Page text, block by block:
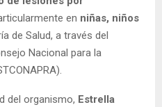
en niñas, niños
de Salud, a través del
Nacional para la
del organismo, Estrella